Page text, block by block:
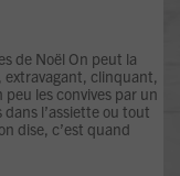
de Noël On peut la
extravagant, clinquant,
les convives par un
l’assiette ou tout
dise, c’est quand